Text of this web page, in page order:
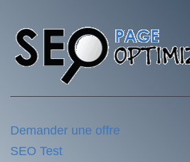
Demander une offre
SEO Test